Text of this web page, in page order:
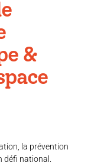
&
la prévention
défi national.